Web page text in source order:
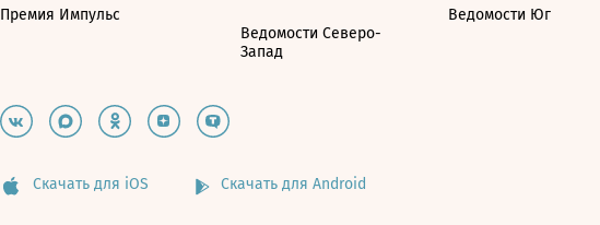
Премия Импульс
Ведомости Северо-
Запад
Ведомости Юг
Скачать для iOS Скачать для Android